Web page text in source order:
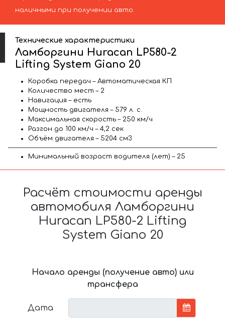
наличными при получении авто.
Технические характеристики
Ламборгини Huracan LP580-2
Lifting System Giano 20
Коробка передач – Автоматическая КП
Количество мест – 2
Навигация – есть
Мощность двигателя – 579 л. с.
Максимальная скорость – 250 км/ч
Разгон до 100 км/ч – 4,2 сек
Объём двигателя – 5204 см3
Минимальный возраст водителя (лет) – 25
Расчёт стоимости аренды
автомобиля Ламборгини
Huracan LP580-2 Lifting
System Giano 20
Начало аренды (получение авто) или
трансфера
Дата